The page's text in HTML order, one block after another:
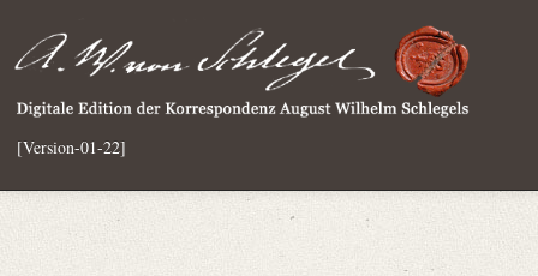
[Version-01-22]